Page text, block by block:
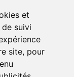
suivi
site, pour